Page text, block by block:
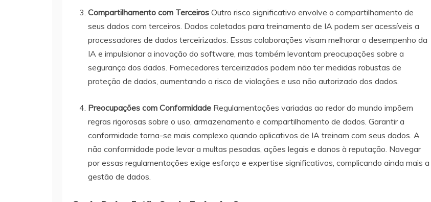
Compartilhamento com Terceiros Outro risco significativo envolve o compartilhamento de
seus dados com terceiros. Dados coletados para treinamento de IA podem ser acessíveis a
processadores de dados terceirizados. Essas colaborações visam melhorar o desempenho da
IA e impulsionar a inovação do software, mas também levantam preocupações sobre a
segurança dos dados. Fornecedores terceirizados podem não ter medidas robustas de
proteção de dados, aumentando o risco de violações e uso não autorizado dos dados.
Preocupações com Conformidade Regulamentações variadas ao redor do mundo impõem
regras rigorosas sobre o uso, armazenamento e compartilhamento de dados. Garantir a
conformidade torna-se mais complexo quando aplicativos de IA treinam com seus dados. A
não conformidade pode levar a multas pesadas, ações legais e danos à reputação. Navegar
por essas regulamentações exige esforço e expertise significativos, complicando ainda mais a
gestão de dados.